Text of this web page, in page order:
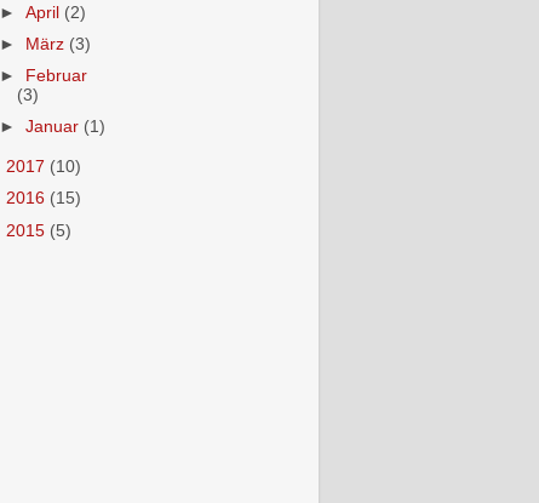
►April (2)
►
März (3)
►
Februar
(3)
►Januar (1)
2017 (10)
2016 (15)
2015 (5)